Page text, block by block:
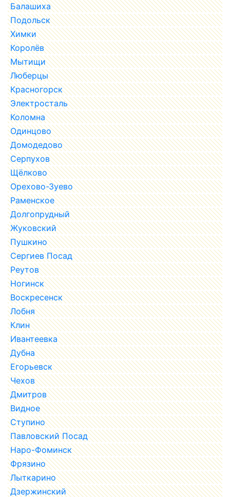
Балашиха
Подольск
Химки
Королёв
Мытищи
Люберцы
Красногорск
Электросталь
Коломна
Одинцово
Домодедово
Серпухов
Щёлково
Орехово-Зуево
Раменское
Долгопрудный
Жуковский
Пушкино
Сергиев Посад
Реутов
Ногинск
Воскресенск
Лобня
Клин
Ивантеевка
Дубна
Егорьевск
Чехов
Дмитров
Видное
Ступино
Павловский Посад
Наро-Фоминск
Фрязино
Лыткарино
Дзержинский